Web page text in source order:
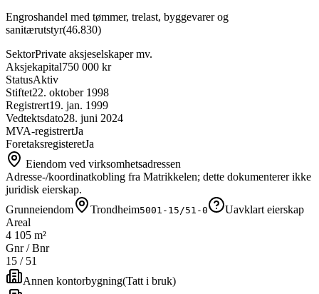
Engroshandel med tømmer, trelast, byggevarer og
sanitærutstyr(46.830)
SektorPrivate aksjeselskaper mv.
Aksjekapital750 000 kr
StatusAktiv
Stiftet22. oktober 1998
Registrert19. jan. 1999
Vedtektsdato28. juni 2024
MVA-registrertJa
ForetaksregisteretJa
Eiendom ved virksomhetsadressen
Adresse-/koordinatkobling fra Matrikkelen; dette dokumenterer ikke
juridisk eierskap.
Grunneiendom
Trondheim5001-15/51-0
Uavklart eierskap
Areal
4 105 m²
Gnr / Bnr
15 / 51
Annen kontorbygning(Tatt i bruk)